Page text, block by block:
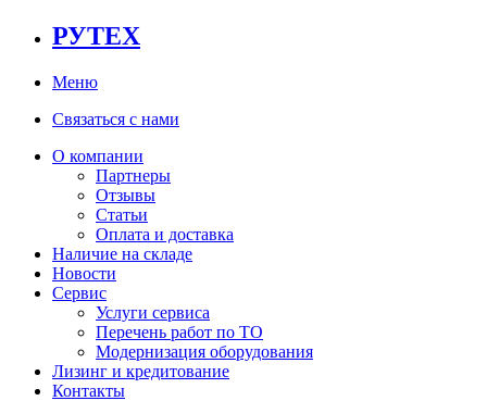
РУТЕХ
Меню
Связаться с нами
О компании
Партнеры
Отзывы
Статьи
Оплата и доставка
Наличие на складе
Новости
Сервис
Услуги сервиса
Перечень работ по ТО
Модернизация оборудования
Лизинг и кредитование
Контакты